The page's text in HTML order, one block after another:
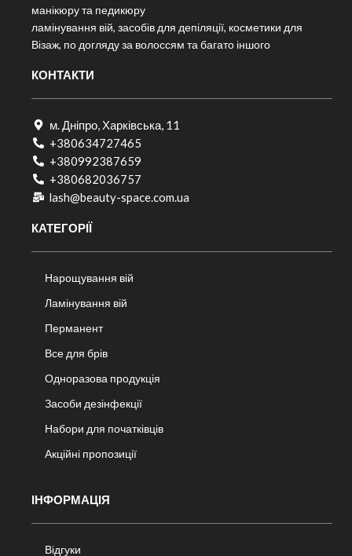
манікюру та педикюру
ламінування вій, засобів для депіляції, косметики для
Візаж, по догляду за волоссям та багато іншого
КОНТАКТИ
м. Дніпро, Харківська, 11
+380634727465
+380992387659
+380682036757​
lash@beauty-space.com.ua
КАТЕГОРІЇ
Нарощування вій
Ламінування вій
Перманент
Все для брів
Одноразова продукція
Засоби дезінфекції
Набори для початківців
Акційні пропозиції
ІНФОРМАЦІЯ
Відгуки